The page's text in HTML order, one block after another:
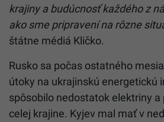
krajiny a budúcnosť každého z
ako sme pripravení na rôzne
štátne médiá Kličko.
Rusko sa počas ostatného
útoky na ukrajinskú energetickú
spôsobilo nedostatok elektriny a
celej krajine. Kyjev mal mať v